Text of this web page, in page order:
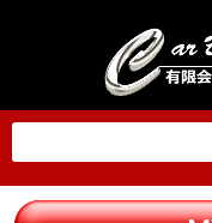
ス
プ